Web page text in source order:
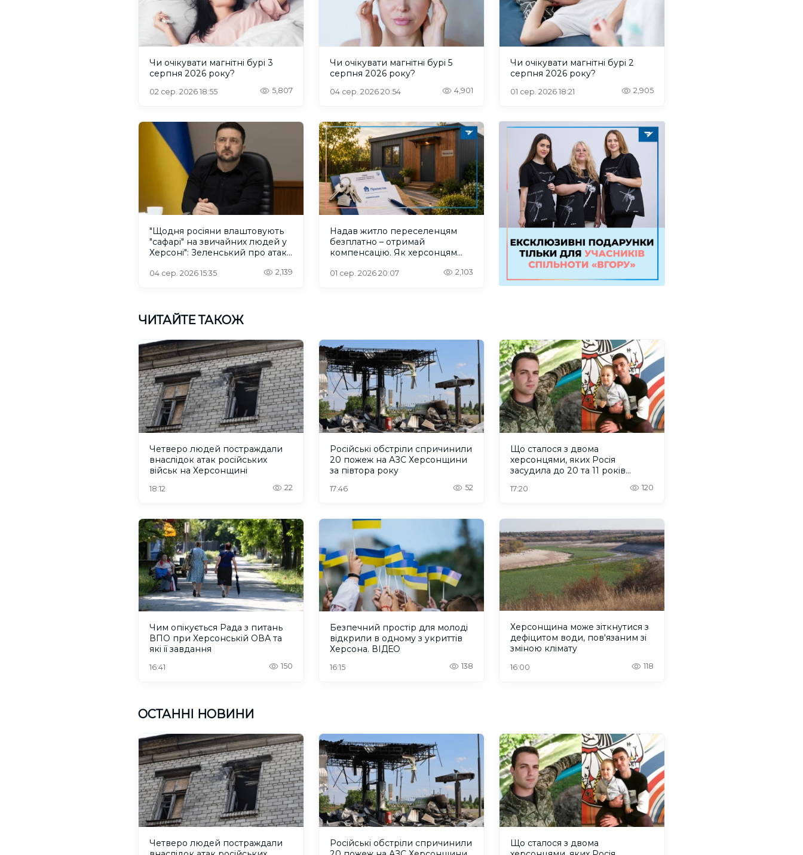
Чи очікувати магнітні бурі 3
серпня 2026 року?
02 сер. 2026 18:55 5,807
Чи очікувати магнітні бурі 5
серпня 2026 року?
04 сер. 2026 20:54 4,901
Чи очікувати магнітні бурі 2
серпня 2026 року?
01 сер. 2026 18:21 2,905
"Щодня росіяни влаштовують
"сафарі" на звичайних людей у
Херсоні": Зеленський про атаку
04 сер. 2026 15:35 2,139
Надав житло переселенцям
безплатно – отримай
компенсацію. Як херсонцям
“Прихисток”
01 сер. 2026 20:07 2,103
ЧИТАЙТЕ ТАКОЖ
Четверо людей постраждали
внаслідок атак російських
військ на Херсонщині
18:12 22
Російські обстріли спричинили
20 пожеж на АЗС Херсонщини
за півтора року
17:46 52
Що сталося з двома
херсонцями, яких Росія
засудила до 20 та 11 років
17:20 120
Чим опікується Рада з питань
ВПО при Херсонській ОВА та
які її завдання
16:41 150
Безпечний простір для молоді
відкрили в одному з укриттів
Херсона. ВІДЕО
16:15 138
Херсонщина може зіткнутися з
дефіцитом води, пов'язаним зі
зміною клімату
16:00 118
ОСТАННІ НОВИНИ
Четверо людей постраждали
Російські обстріли спричинили
Що сталося з двома